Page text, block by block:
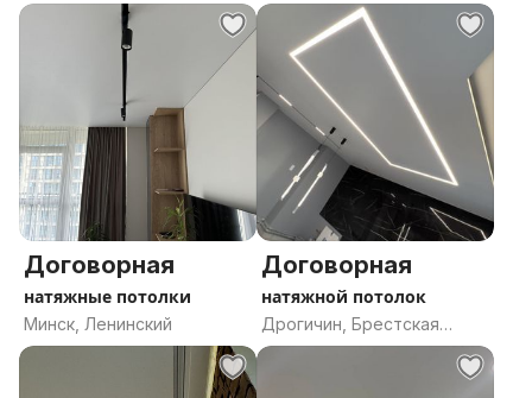
Договорная
натяжные потолки
Минск, Ленинский
Договорная
натяжной потолок
Дрогичин, Брестская
область